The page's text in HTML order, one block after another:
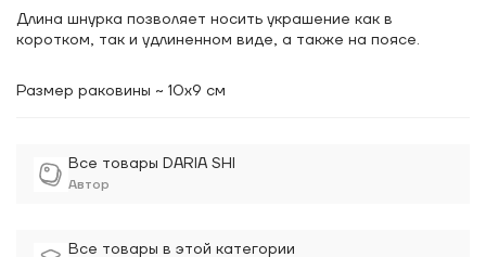
Все товары DARIA SHI
Автор
Все товары в этой категории
Длина шнурка позволяет носить украшение как в
коротком, так и удлиненном виде, а также на поясе.
Размер раковины ~ 10х9 см